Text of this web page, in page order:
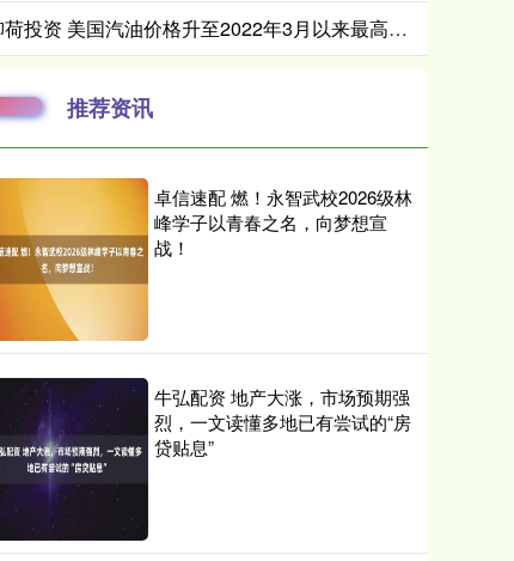
柳荷投资 美国汽油价格升至2022年3月以来最高水平
推荐资讯
卓信速配 燃！永智武校2026级林
峰学子以青春之名，向梦想宣
战！
牛弘配资 地产大涨，市场预期强
烈，一文读懂多地已有尝试的“房
贷贴息”